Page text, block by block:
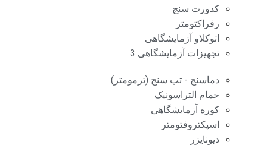
کدورت سنج
رفراکتومتر
اتوکلاو آزمایشگاهی
تجهیزات آزمایشگاهی 3
دماسنج - تب سنج (ترمومتر)
حمام التراسونیک
کوره آزمایشگاهی
اسپکتروفتومتر
دیونایزر